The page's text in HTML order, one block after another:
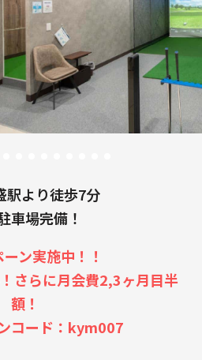
駅より徒歩7分
車場完備！
ン実施中！！
さらに月会費2,3ヶ月目半
額！
コード：kym007